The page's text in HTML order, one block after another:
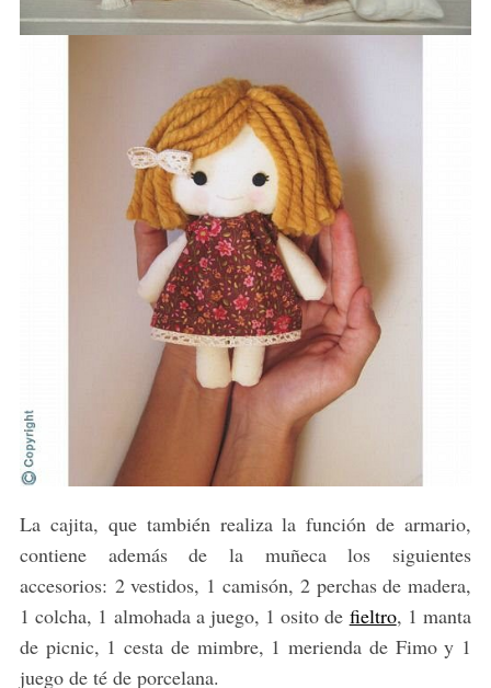
La cajita, que también realiza la función de armario,
contiene además de la muñeca los siguientes
accesorios: 2 vestidos, 1 camisón, 2 perchas de madera,
1 colcha, 1 almohada a juego, 1 osito de fieltro, 1 manta
de picnic, 1 cesta de mimbre, 1 merienda de Fimo y 1
juego de té de porcelana.